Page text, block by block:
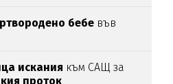
бебе във
искания към САЩ за
проток